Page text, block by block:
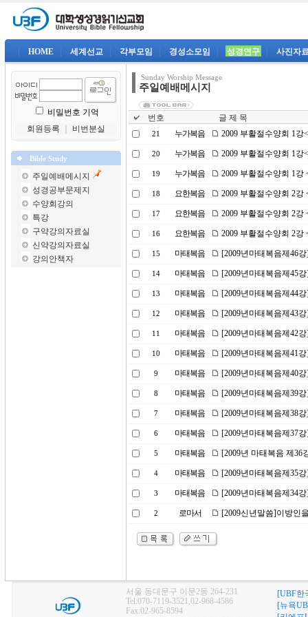
HOME 세계선교 각부모임 경성소모임 성경연구 사진자
비밀번호 기억
회원등록
비번분실
Bible Study
주일예배메시지
성경공부문제지
수양회강의
특강
구약강의자료실
신약강의자료실
강의안책자
Sunday Worship Message
주일예배메시지
번호 글 제 목
21 누가복음 2009 부활절수양회 1
20 누가복음 2009 부활절수양회 1
19 누가복음 2009 부활절수양회 1
18 요한복음 2009 부활절수양회 2
17 요한복음 2009 부활절수양회 2
16 요한복음 2009 부활절수양회 2
15 마태복음 [2009년마태복음제46
14 마태복음 [2009년마태복음제45
13 마태복음 [2009년마태복음제44
12 마태복음 [2009년마태복음제43
11 마태복음 [2009년마태복음제42
10 마태복음 [2009년마태복음제41
9 마태복음 [2009년마태복음제40
8 마태복음 [2009년마태복음제39
7 마태복음 [2009년마태복음제38
6 마태복음 [2009년마태복음제37
5 마태복음 [2009년 마태복음 제36
4 마태복음 [2009년마태복음제35
3 마태복음 [2009년마태복음제34
2 로마서 [2009신년말씀]이방인
서울 동대문구 이문2동 264-231
Tel:070-7119-3521,02-968-4586
Fax:02-965-8594
[UBF한
[뉴욕